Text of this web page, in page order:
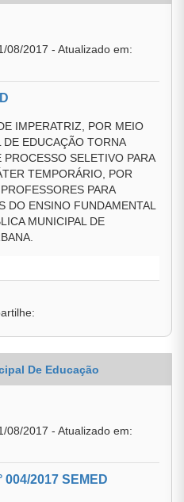
08/2017 - Atualizado em:
IMPERATRIZ, POR MEIO
DE EDUCAÇÃO TORNA
SELETIVO PARA
TEMPORÁRIO, POR
PARA
DO ENSINO FUNDAMENTAL
MUNICIPAL DE
De Educação
08/2017 - Atualizado em:
2017 SEMED